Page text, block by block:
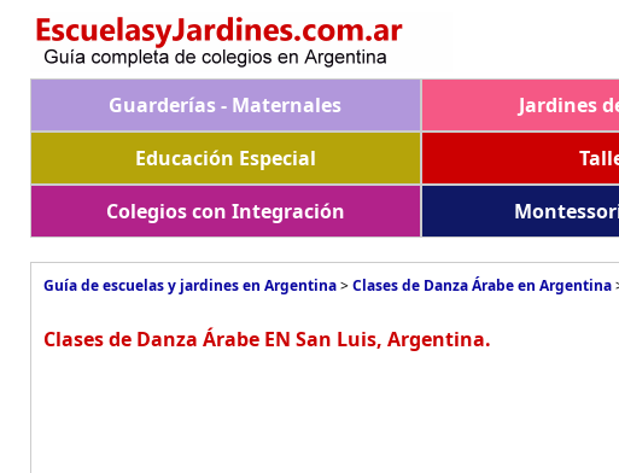
Guarderías - Maternales Jardines
Educación Especial
Colegios con Integración
Guía de escuelas y jardines en Argentina>Clases de Danza Árabe en Argentina
Clases de Danza Árabe EN San Luis, Argentina.